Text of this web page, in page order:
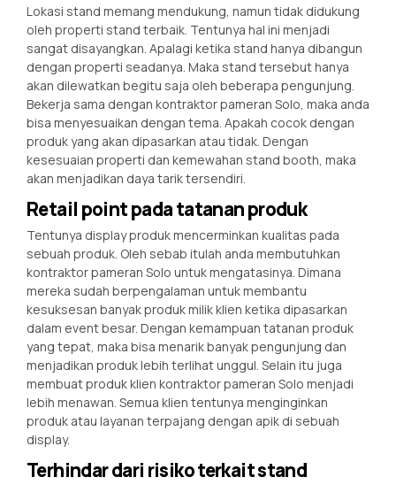
Lokasi stand memang mendukung, namun tidak didukung
oleh properti stand terbaik. Tentunya hal ini menjadi
sangat disayangkan. Apalagi ketika stand hanya dibangun
dengan properti seadanya. Maka stand tersebut hanya
akan dilewatkan begitu saja oleh beberapa pengunjung.
Bekerja sama dengan kontraktor pameran Solo, maka anda
bisa menyesuaikan dengan tema. Apakah cocok dengan
produk yang akan dipasarkan atau tidak. Dengan
kesesuaian properti dan kemewahan stand booth, maka
akan menjadikan daya tarik tersendiri.
Retail point pada tatanan produk
Tentunya display produk mencerminkan kualitas pada
sebuah produk. Oleh sebab itulah anda membutuhkan
kontraktor pameran Solo untuk mengatasinya. Dimana
mereka sudah berpengalaman untuk membantu
kesuksesan banyak produk milik klien ketika dipasarkan
dalam event besar. Dengan kemampuan tatanan produk
yang tepat, maka bisa menarik banyak pengunjung dan
menjadikan produk lebih terlihat unggul. Selain itu juga
membuat produk klien kontraktor pameran Solo menjadi
lebih menawan. Semua klien tentunya menginginkan
produk atau layanan terpajang dengan apik di sebuah
display.
Terhindar dari risiko terkait stand